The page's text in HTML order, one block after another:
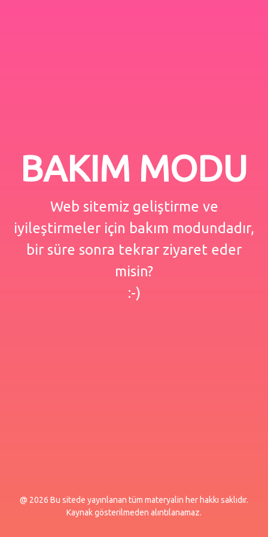
BAKIM MODU
Web sitemiz geliştirme ve
iyileştirmeler için bakım modundadır,
bir süre sonra tekrar ziyaret eder
misin?
:-)
@ 2026 Bu sitede yayınlanan tüm materyalin her hakkı saklıdır.
Kaynak gösterilmeden alıntılanamaz.